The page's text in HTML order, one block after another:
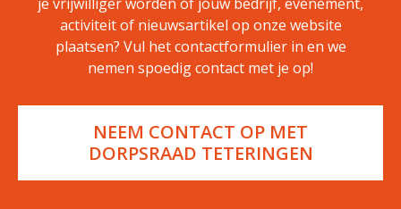
activiteit of nieuwsartikel op onze website
plaatsen? Vul het contactformulier in en we
nemen spoedig contact met je op!
NEEM CONTACT OP MET
DORPSRAAD TETERINGEN